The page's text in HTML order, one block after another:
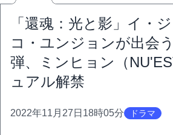
「還魂：光と影」イ・
コ・ユンジョンが出会
弾、ミンヒョン（
ュアル解禁
2022年11月27日18時05分 ドラマ